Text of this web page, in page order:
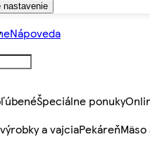
nastavenie
Nápoveda
Špeciálne ponuky
a vajciaPekáreň